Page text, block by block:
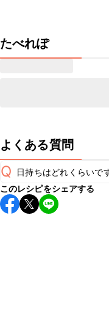
たべれぽ
よくある質問
Q 日持ちはどれくらいで
保存期間は冷蔵で当日
し上がりください。
このレシピをシェアする